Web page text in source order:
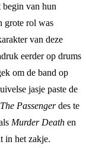
begin van hun
grote rol was
van deze
eerder op drums
om de band op
jasje paste de
Passengerdes te
Murder Death en
in het zakje.